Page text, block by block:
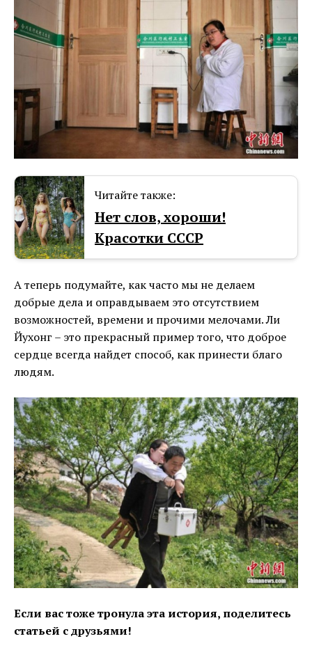
Читайте также:
Нет слов, хороши!
Красотки СССР
А теперь подумайте, как часто мы не делаем
добрые дела и оправдываем это отсутствием
возможностей, времени и прочими мелочами. Ли
Йухонг – это прекрасный пример того, что доброе
сердце всегда найдет способ, как принести благо
людям.
Если вас тоже тронула эта история, поделитесь
статьей с друзьями!